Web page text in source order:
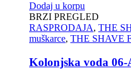
Dodaj u korpu
BRZI PREGLED
RASPRODAJA, THE
muškarce, THE SHAVE
Kolonjska voda